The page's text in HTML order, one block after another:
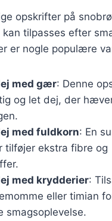
opskrifter på
tilpasses efter
er nogle populære
med gær: Denne
og let dej, der
med fuldkorn: En
tilføjer ekstra fibre og
med krydderier:
eller timian
smagsoplevelse.